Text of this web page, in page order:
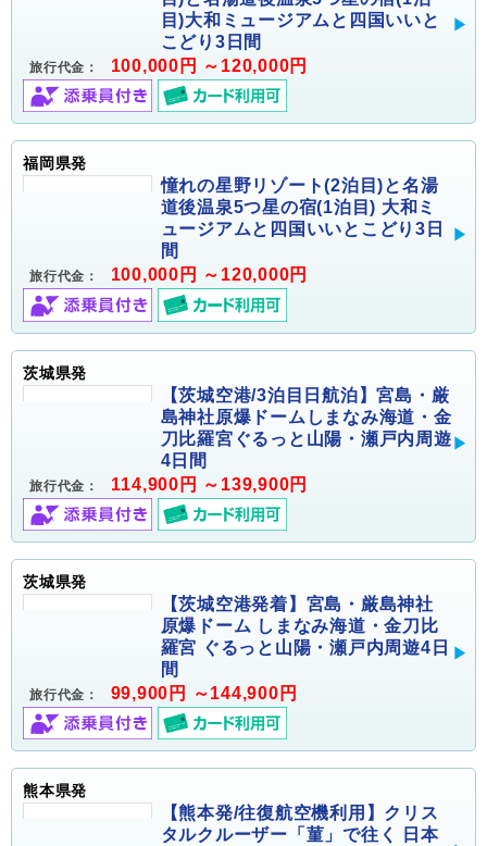
目)大和ミュージアムと四国いいと
こどり3日間
旅行代金： 100,000円 ～120,000円
福岡県発
憧れの星野リゾート(2泊目)と名湯
道後温泉5つ星の宿(1泊目) 大和ミ
ュージアムと四国いいとこどり3日
間
旅行代金： 100,000円 ～120,000円
茨城県発
【茨城空港/3泊目日航泊】宮島・厳
島神社原爆ドームしまなみ海道・金
刀比羅宮ぐるっと山陽・瀬戸内周遊
4日間
旅行代金： 114,900円 ～139,900円
茨城県発
【茨城空港発着】宮島・厳島神社
原爆ドーム しまなみ海道・金刀比
羅宮 ぐるっと山陽・瀬戸内周遊4日
間
旅行代金： 99,900円 ～144,900円
熊本県発
【熊本発/往復航空機利用】クリス
タルクルーザー「菫」で往く 日本